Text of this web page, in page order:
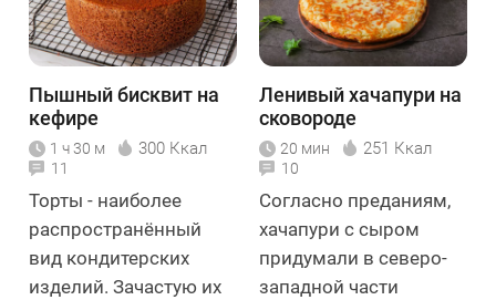
Пышный бисквит на
кефире
1 ч 30 м 300 Ккал
11
Торты - наиболее
распространённый
вид кондитерских
изделий. Зачастую их
Ленивый хачапури на
сковороде
20 мин 251 Ккал
10
Согласно преданиям,
хачапури с сыром
придумали в северо-
западной части